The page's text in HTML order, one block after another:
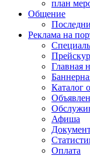
план
Общение
Реклама на
Главная
Каталог
Афиша
Оплата